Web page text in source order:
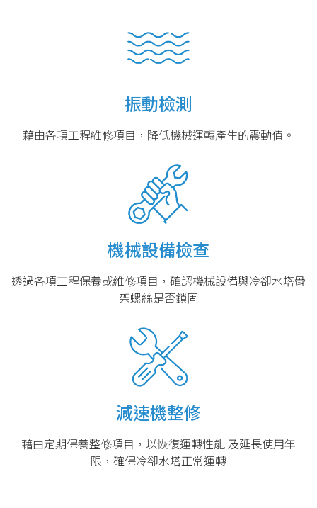
振動檢測
藉由各項工程維修項目，降低機械運轉產生的震動值。
機械設備檢查
透過各項工程保養或維修項目，確認機械設備與冷卻水塔骨
架螺絲是否鎖固
減速機整修
藉由定期保養整修項目，以恢復運轉性能 及延長使用年
限，確保冷卻水塔正常運轉